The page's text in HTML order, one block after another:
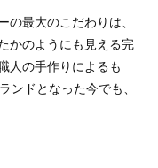
の最大のこだわりは、
かのようにも見える完
人の手作りによるも
ンドとなった今でも、